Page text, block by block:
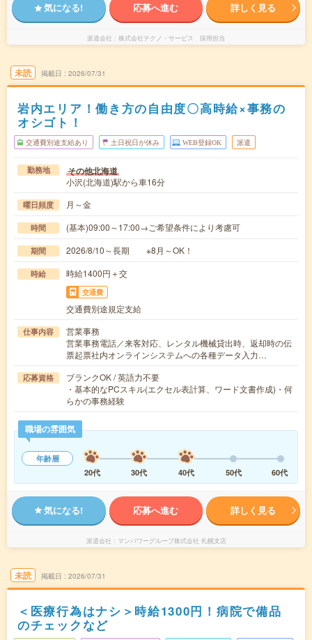
気になる! 応募へ進む 詳しく見る
派遣会社 株式会社テクノ・サービス 採用担当
未読 掲載日 2026/07/31
岩内エリア！働き方の自由度〇高時給×事務の
オシゴト！
交通費別途支給あり 土日祝日が休み WEB登録OK 派遣
勤務地 その他北海道
小沢(北海道)駅から車16分
曜日頻度 月～金
時間 (基本)09:00～17:00→ご希望条件により考慮可
期間 2026/8/10～長期 ※8月～OK！
時給 時給1400円＋交
交通費
交通費別途規定支給
仕事内容
営業事務
営業事務電話／来客対応、レンタル機械貸出時、返却時の伝
票起票社内オンラインシステムへの各種データ入力…
応募資格
ブランクOK / 英語力不要
・基本的なPCスキル(エクセル表計算、ワード文書作成)・何
らかの事務経験
職場の雰囲気
年齢層
20代
30代 40代 50代 60代
気になる! 応募へ進む 詳しく見る
派遣会社 マンパワーグループ株式会社 札幌支店
未読 掲載日 2026/07/31
＜医療行為はナシ＞時給1300円！病院で備品
のチェックなど